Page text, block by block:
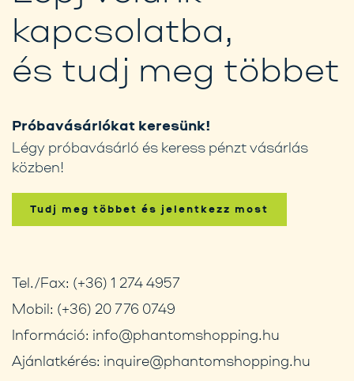
kapcsolatba,
és tudj meg többet
Próbavásárlókat keresünk!
Légy próbavásárló és keress pénzt vásárlás
közben!
Tudj meg többet és jelentkezz most
Tel./Fax: (+36) 1 274 4957
Mobil: (+36) 20 776 0749
Információ: info@phantomshopping.hu
Ajánlatkérés: inquire@phantomshopping.hu